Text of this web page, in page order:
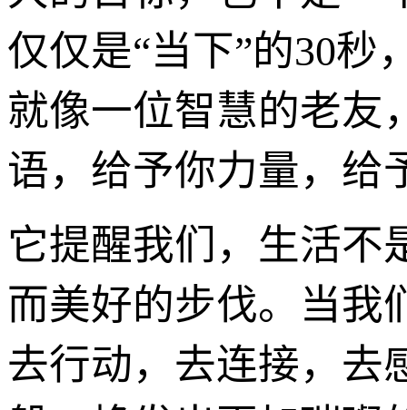
仅仅是“当下”的30秒
就像一位智慧的老友
语，给予你力量，给
它提醒我们，生活不
而美好的步伐。当我
去行动，去连接，去